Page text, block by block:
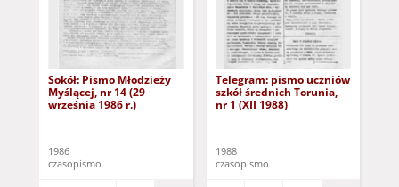
Sokół: Pismo Młodzieży
Myślącej, nr 14 (29
września 1986 r.)
1986
czasopismo
Telegram: pismo uczniów
szkół średnich Torunia,
nr 1 (XII 1988)
1988
czasopismo